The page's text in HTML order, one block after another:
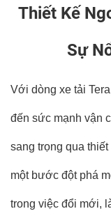
Thiết Kế
Sự
Với dòng xe tải
đến sức mạnh vận
sang trọng qua
một bước đột phá
trong việc đổi mới,